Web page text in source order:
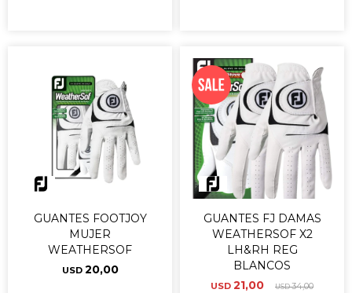
GUANTES FOOTJOY
MUJER
WEATHERSOF
USD 20,00
GUANTES FJ DAMAS
WEATHERSOF X2
LH&RH REG
BLANCOS
USD 21,00 USD34,00